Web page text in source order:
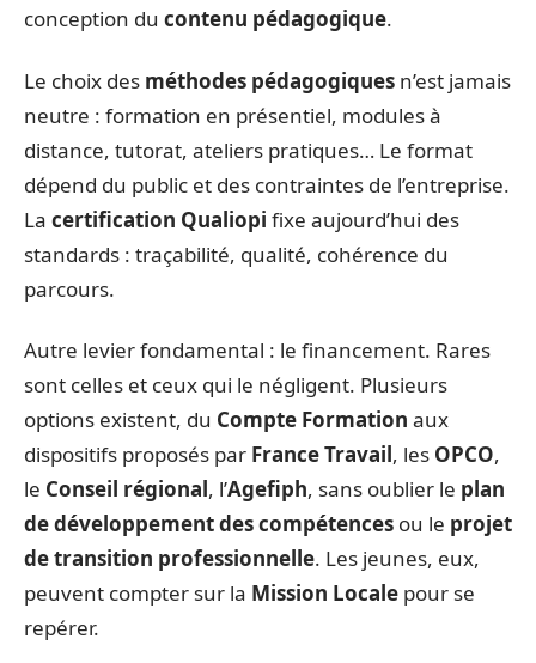
conception du contenu pédagogique.
Le choix des méthodes pédagogiques n’est jamais
neutre : formation en présentiel, modules à
distance, tutorat, ateliers pratiques… Le format
dépend du public et des contraintes de l’entreprise.
La certification Qualiopi fixe aujourd’hui des
standards : traçabilité, qualité, cohérence du
parcours.
Autre levier fondamental : le financement. Rares
sont celles et ceux qui le négligent. Plusieurs
options existent, du Compte Formation aux
dispositifs proposés par France Travail, les OPCO,
le Conseil régional, l’Agefiph, sans oublier le plan
de développement des compétences ou le projet
de transition professionnelle. Les jeunes, eux,
peuvent compter sur la Mission Locale pour se
repérer.